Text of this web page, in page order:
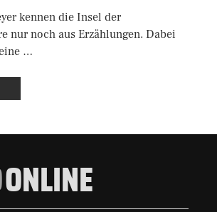
kennen die Insel der
nur noch aus Erzählungen. Dabei
…